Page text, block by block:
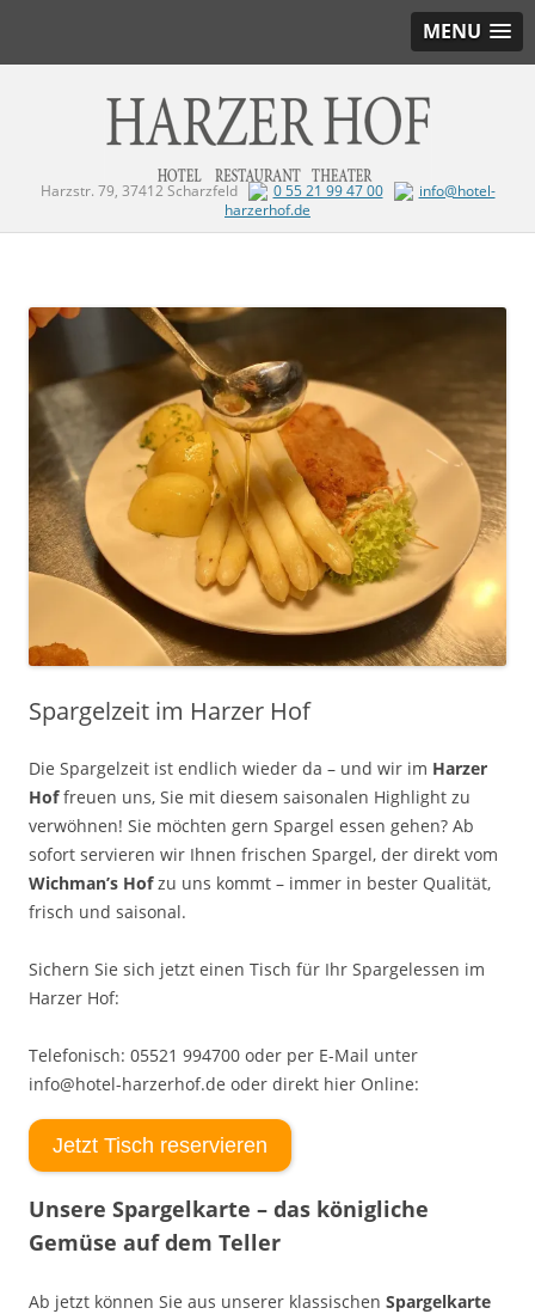
MENU
Harzstr. 79, 37412 Scharzfeld 0 55 21 99 47 00
info@hotel-
harzerhof.de
Spargelzeit im Harzer Hof
Die Spargelzeit ist endlich wieder da – und wir im Harzer
Hoffreuen uns, Sie mit diesem saisonalen Highlight zu
verwöhnen! Sie möchten gern Spargel essen gehen? Ab
sofort servieren wir Ihnen frischen Spargel, der direkt vom
Wichman’s Hofzu uns kommt – immer in bester Qualität,
frisch und saisonal.
Sichern Sie sich jetzt einen Tisch für Ihr Spargelessen im
Harzer Hof:
Telefonisch: 05521 994700 oder per E-Mail unter
info@hotel-harzerhof.de oder direkt hier Online:
Jetzt Tisch reservieren
Unsere Spargelkarte – das königliche
Gemüse auf dem Teller
Ab jetzt können Sie aus unserer klassischen Spargelkarte